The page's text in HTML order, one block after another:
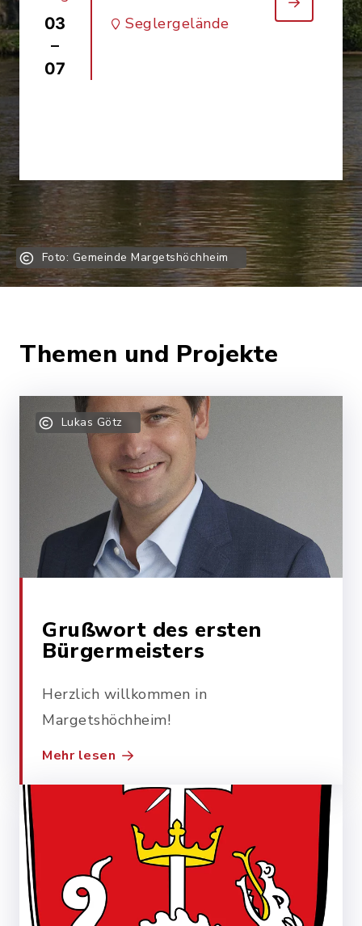
03
–
07
Seglergelände
Foto: Gemeinde Margetshöchheim
Themen und Projekte
Lukas Götz
Grußwort des ersten
Bürgermeisters
Herzlich willkommen in
Margetshöchheim!
Mehr lesen